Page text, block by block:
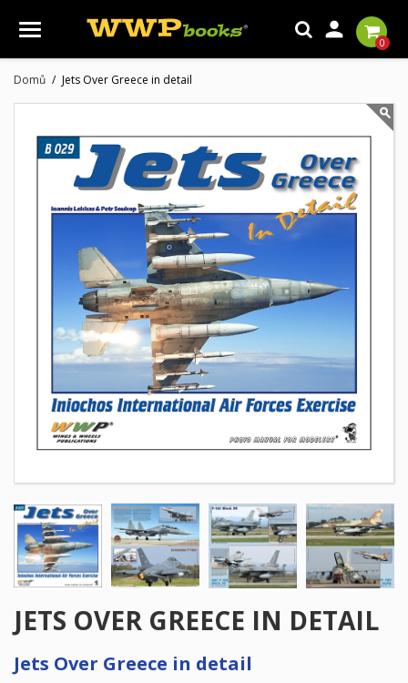

0
Domů Jets Over Greece in detail
JETS OVER GREECE IN DETAIL
Jets Over Greece in detail